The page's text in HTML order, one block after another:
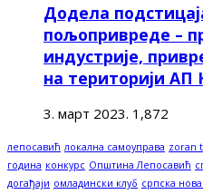
Додела
пољопривреде –
индустрије,
на територији АП
3. март 2023. 1,872
лепосавић локална самоуправа zoran
година конкурс Општина Лепосавић
догађаји омладински клуб српска